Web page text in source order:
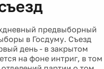
предвыборный
в Госдуму. Съезд
день - в закрытом
на фоне интриг, в том